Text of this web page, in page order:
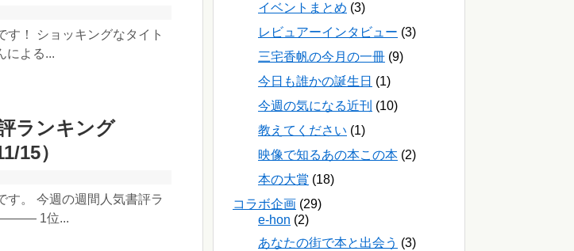
！ ショッキングなタイト
による...
ランキング
15）
。 今週の週間人気書評ラ
1位...
イベントまとめ (3)
レビュアーインタビュー (3)
三宅香帆の今月の一冊 (9)
今日も誰かの誕生日 (1)
今週の気になる近刊 (10)
教えてください (1)
映像で知るあの本この本 (2)
本の大賞 (18)
コラボ企画 (29)
e-hon (2)
あなたの街で本と出会う (3)